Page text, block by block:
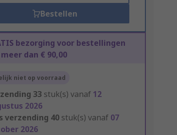
Bestellen
bezorging voor bestellingen
dan € 90,00
niet op voorraad
33 stuk(s) vanaf 12
2026
verzending 40 stuk(s) vanaf 07
2026